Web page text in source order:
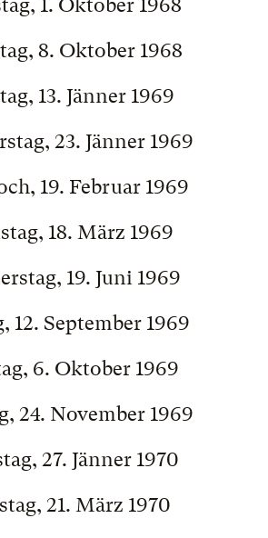
1. Oktober 1968
8. Oktober 1968
13. Jänner 1969
23. Jänner 1969
19. Februar 1969
18. März 1969
19. Juni 1969
12. September 1969
6. Oktober 1969
24. November 1969
27. Jänner 1970
21. März 1970